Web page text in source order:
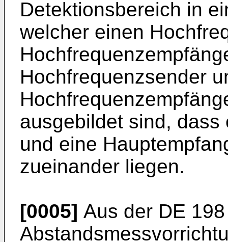
Detektionsbereich in
welcher einen
Hochfrequenzsender
ausgebildet sind,
und eine
zueinander liegen.
[0005] Aus der DE